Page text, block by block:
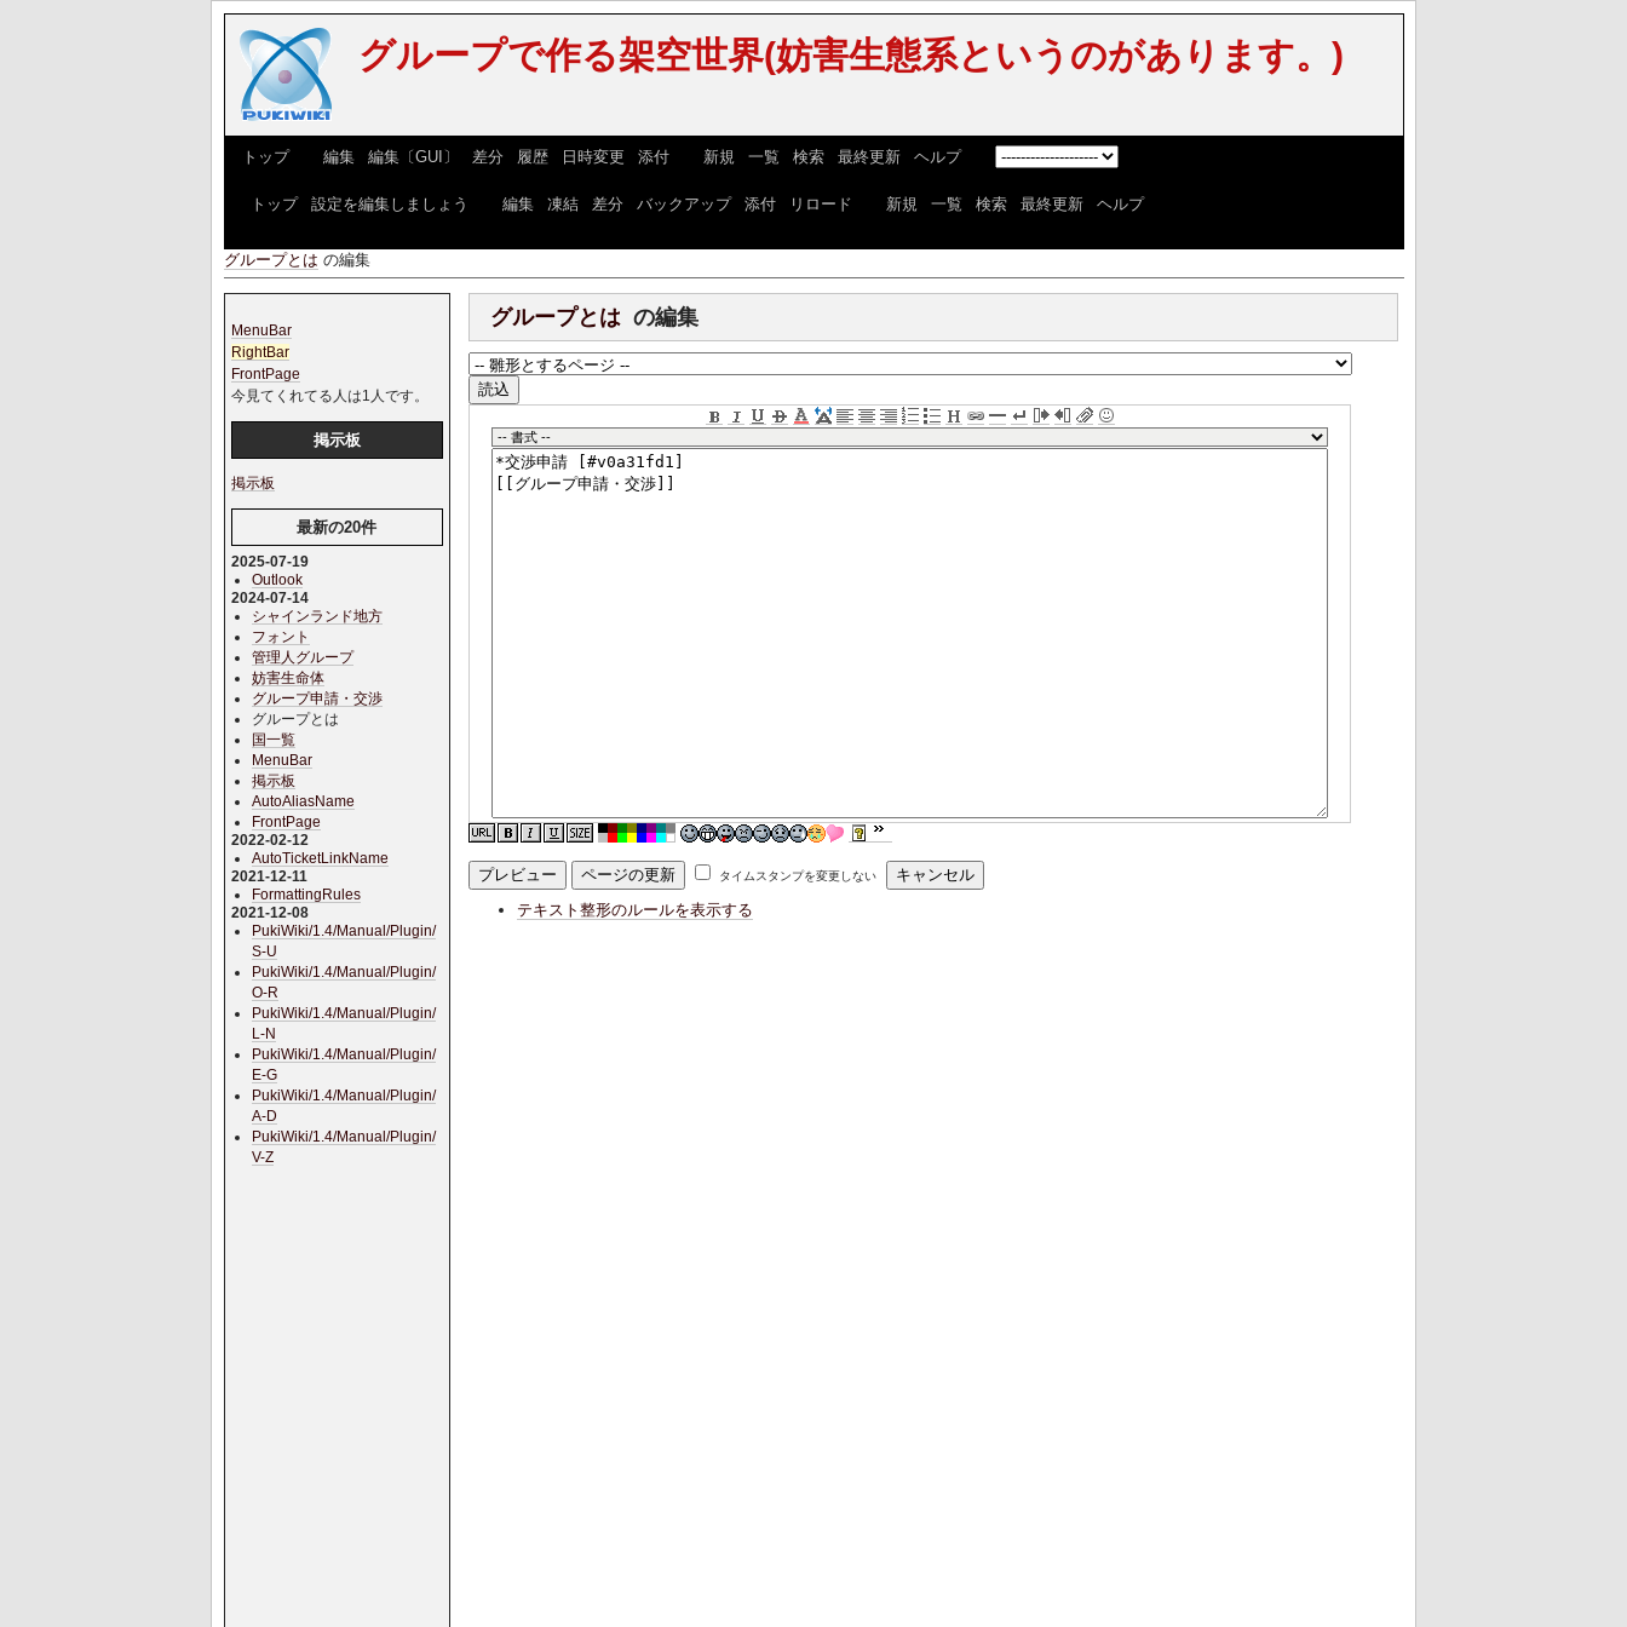
グループで作る架空世界(妨害生態系というのがあります。)
トップ] [ 編集| 編集〔GUI〕 差分 履歴| 日時変更 添付] [ 新規 一覧 検索| 最終更新| ヘルプ] [
トップ| 設定を編集しましょう 編集| 凍結| 差分 バックアップ| 添付| リロード 新規 一覧 検索| 最終更新| ヘルプ]
グループとは の編集
グループとは の編集
タイムスタンプを変更しない
テキスト整形のルールを表示する
MenuBar
RightBar
FrontPage
今見てくれてる人は1人です。
掲示板
掲示板
最新の20件
2025-07-19
Outlook
2024-07-14
シャインランド地方
フォント
管理人グループ
妨害生命体
グループ申請・交渉
グループとは
国一覧
MenuBar
掲示板
AutoAliasName
FrontPage
2022-02-12
AutoTicketLinkName
2021-12-11
FormattingRules
2021-12-08
PukiWiki/1.4/Manual/Plugin/
S-U
PukiWiki/1.4/Manual/Plugin/
O-R
PukiWiki/1.4/Manual/Plugin/
L-N
PukiWiki/1.4/Manual/Plugin/
E-G
PukiWiki/1.4/Manual/Plugin/
A-D
PukiWiki/1.4/Manual/Plugin/
V-Z